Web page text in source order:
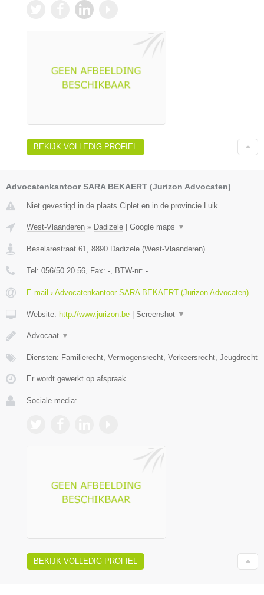
BEKIJK VOLLEDIG PROFIEL
Advocatenkantoor SARA BEKAERT (Jurizon Advocaten)
Niet gevestigd in de plaats Ciplet en in de provincie Luik.
West-Vlaanderen » Dadizele | Google maps ▼
Beselarestraat 61 8890 Dadizele (West-Vlaanderen)
Tel: 056/50.20.56 , Fax: - , BTW-nr: -
E-mail › Advocatenkantoor SARA BEKAERT (Jurizon Advocaten)
Website: http://www.jurizon.be | Screenshot ▼
Advocaat ▼
Diensten: Familierecht, Vermogensrecht, Verkeersrecht, Jeugdrecht
Er wordt gewerkt op afspraak.
Sociale media:
BEKIJK VOLLEDIG PROFIEL